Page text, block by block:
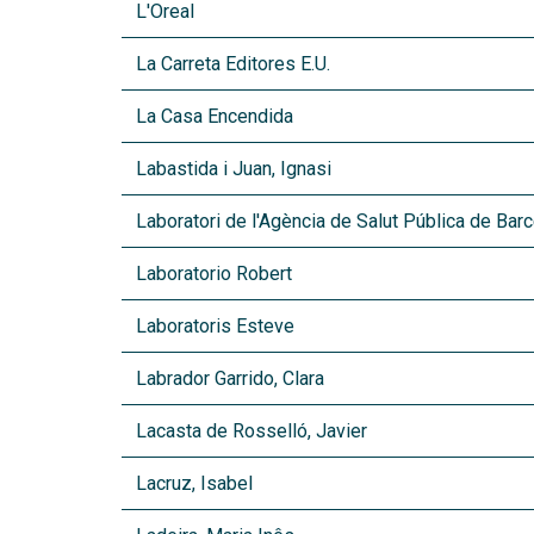
L'Oreal
La Carreta Editores E.U.
La Casa Encendida
Labastida i Juan, Ignasi
Laboratori de l'Agència de Salut Pública de
Laboratorio Robert
Laboratoris Esteve
Labrador Garrido, Clara
Lacasta de Rosselló, Javier
Lacruz, Isabel